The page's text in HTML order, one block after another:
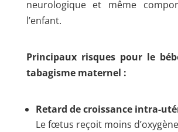
neurologique et même
l’enfant.
Principaux risques pour le
tabagisme maternel :
Retard de croissance intra-
Le fœtus reçoit moins